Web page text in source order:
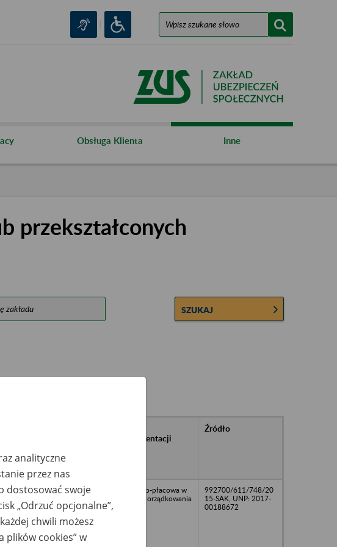
Obsługa Klienta Inne
przekształconych
SZUKAJ
archiwach
państwowych
dokumentacji
Źródło
osobowo-płacowa w
trakcie porządkowania
992700/611/748/20
15-SAK, UNP: 2017-
00188672
analityczne
przez nas
dostosować swoje
„Odrzuć opcjonalne”,
chwili możesz
plików cookies” w